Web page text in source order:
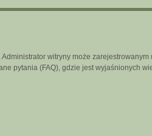
witryny może
pytania (FAQ), gdzie jest wyjaśnionych